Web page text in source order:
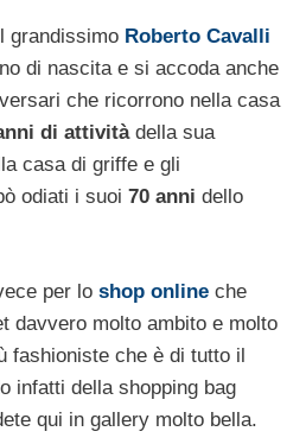
grandissimo Roberto Cavalli
di nascita e si accoda anche
che ricorrono nella casa
di attivitàdella sua
casa di griffe e gli
odiati i suoi 70 anni dello
per lo shop online che
davvero molto ambito e molto
fashioniste che è di tutto il
infatti della shopping bag
qui in gallery molto bella.